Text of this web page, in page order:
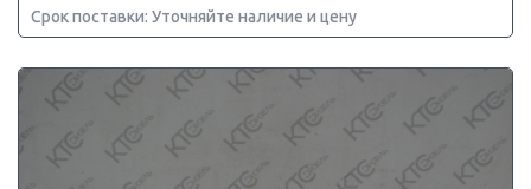
Срок поставки: Уточняйте наличие и цену